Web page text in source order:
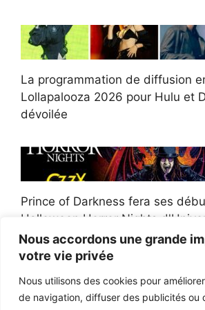
Nous accordons une grande
votre vie privée
Nous utilisons des cookies pour
de navigation, diffuser des publicités ou
La programmation de diffusion
Lollapalooza 2026 pour Hulu et
dévoilée
Prince of Darkness fera ses
Halloween Horror Nights
Afroman poursuit un policier de